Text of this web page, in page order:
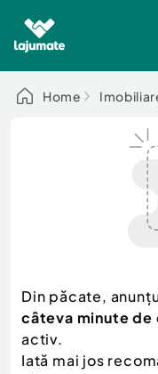
Alege categoria
Auto, moto si
Electronice si
Mama si copilul
Moda si frumusete
Sport, timp liber,
Auto,
Scutere - ATV -
Autoutilitare
Ambarcatiuni
Camioane -
Home
Din păcate,
câteva minute de
activ.
Iată mai jos